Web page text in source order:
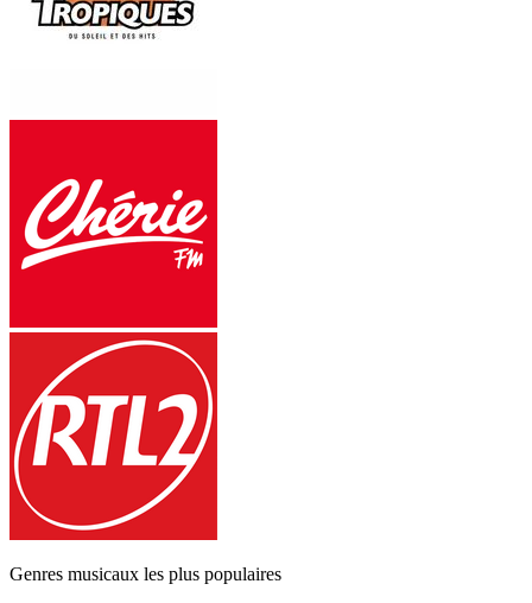
Genres musicaux les plus populaires